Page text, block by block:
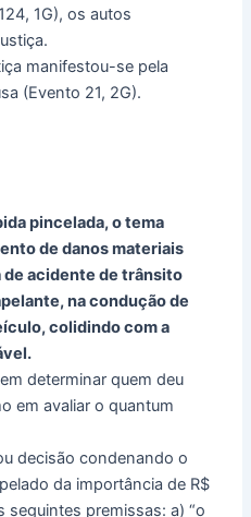
1G), os autos
manifestou-se pela
(Evento 21, 2G).
pincelada, o tema
de danos materiais
acidente de trânsito
na condução de
colidindo com a
determinar quem deu
em avaliar o quantum
decisão condenando o
da importância de R$
seguintes premissas: a) “o